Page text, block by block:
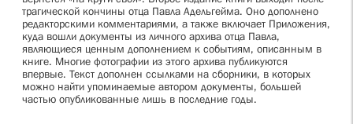
трагической кончины отца Павла Адельгейма. Оно дополнено
редакторскими комментариями, а также включает Приложения,
куда вошли документы из личного архива отца Павла,
являющиеся ценным дополнением к событиям, описанным в
книге. Многие фотографии из этого архива публикуются
впервые. Текст дополнен ссылками на сборники, в которых
можно найти упоминаемые автором документы, большей
частью опубликованные лишь в последние годы.